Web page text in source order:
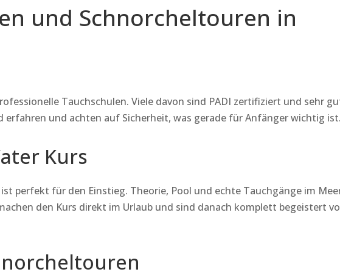
und Schnorcheltouren in
Tauchschulen. Viele davon sind PADI zertifiziert und sehr
erfahren und achten auf Sicherheit, was gerade für Anfänger wichtig ist.
Kurs
ist perfekt für den Einstieg. Theorie, Pool und echte Tauchgänge im
den Kurs direkt im Urlaub und sind danach komplett begeistert